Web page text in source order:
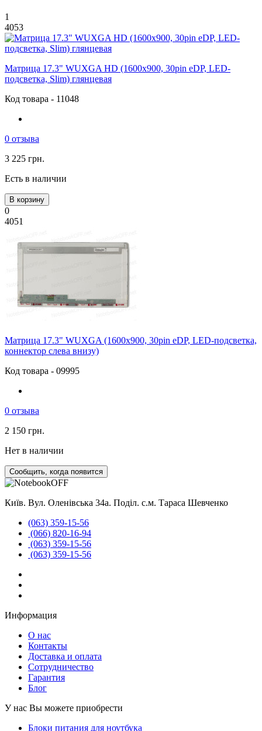
1
4053
Матрица 17.3" WUXGA HD (1600x900, 30pin eDP, LED-
подсветка, Slim) глянцевая
Код товара - 11048
0 отзыва
3 225 грн.
Есть в наличии
В корзину
0
4051
Матрица 17.3" WUXGA (1600х900, 30pin eDP, LED-подсветка,
коннектор слева внизу)
Код товара - 09995
0 отзыва
2 150 грн.
Нет в наличии
Сообщить, когда появится
Київ. Вул. Оленівська 34а. Поділ. с.м. Тараса Шевченко
(063) 359-15-56
(066) 820-16-94
(063) 359-15-56
(063) 359-15-56
Информация
О нас
Контакты
Доставка и оплата
Сотрудничество
Гарантия
Блог
У нас Вы можете приобрести
Блоки питания для ноутбука